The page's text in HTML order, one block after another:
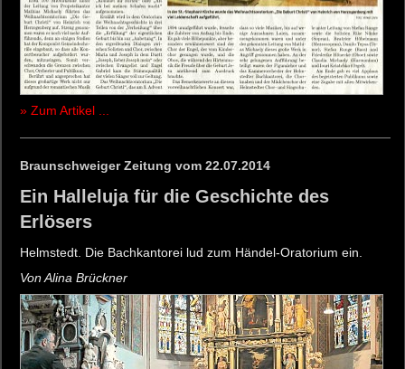
» Zum Artikel ...
Braunschweiger Zeitung vom 22.07.2014
Ein Halleluja für die Geschichte des
Erlösers
Helmstedt. Die Bachkantorei lud zum Händel-Oratorium ein.
Von Alina Brückner